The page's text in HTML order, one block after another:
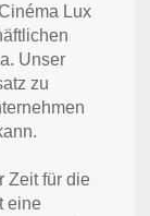
Lux
Unser
zu
Zeit für die
eine